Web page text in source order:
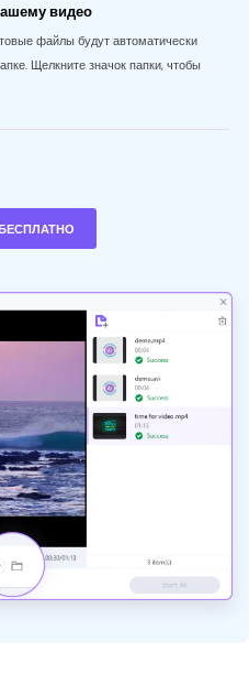
видео
файлы будут автоматически
Щелкните значок папки, чтобы